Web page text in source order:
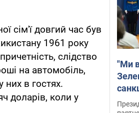
сім'ї довгий час був
1961 року
слідство
на автомобіль,
них в гостях.
доларів, коли у
"Ми